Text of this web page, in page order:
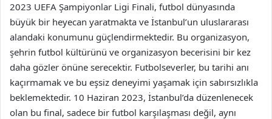
2023 UEFA Şampiyonlar Ligi Finali, futbol dünyasında
büyük bir heyecan yaratmakta ve İstanbul’un uluslararası
alandaki konumunu güçlendirmektedir. Bu organizasyon,
şehrin futbol kültürünü ve organizasyon becerisini bir kez
daha gözler önüne serecektir. Futbolseverler, bu tarihi anı
kaçırmamak ve bu eşsiz deneyimi yaşamak için sabırsızlıkla
beklemektedir. 10 Haziran 2023, İstanbul’da düzenlenecek
olan bu final, sadece bir futbol karşılaşması değil, aynı